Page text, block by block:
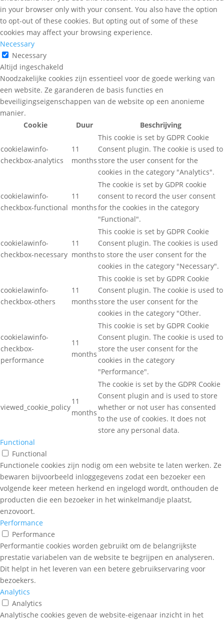
in your browser only with your consent. You also have the option
to opt-out of these cookies. But opting out of some of these
cookies may affect your browsing experience.
Necessary
Necessary
Altijd ingeschakeld
Noodzakelijke cookies zijn essentieel voor de goede werking van
een website. Ze garanderen de basis functies en
beveiligingseigenschappen van de website op een anonieme
manier.
Cookie
Duur Beschrijving
cookielawinfo-
checkbox-analytics
11
months
This cookie is set by GDPR Cookie
Consent plugin. The cookie is used to
store the user consent for the
cookies in the category "Analytics".
cookielawinfo-
checkbox-functional
11
months
The cookie is set by GDPR cookie
consent to record the user consent
for the cookies in the category
"Functional".
cookielawinfo-
checkbox-necessary
11
months
This cookie is set by GDPR Cookie
Consent plugin. The cookies is used
to store the user consent for the
cookies in the category "Necessary".
cookielawinfo-
checkbox-others
11
months
This cookie is set by GDPR Cookie
Consent plugin. The cookie is used to
store the user consent for the
cookies in the category "Other.
cookielawinfo-
checkbox-
performance
11
months
This cookie is set by GDPR Cookie
Consent plugin. The cookie is used to
store the user consent for the
cookies in the category
"Performance".
viewed_cookie_policy
11
months
The cookie is set by the GDPR Cookie
Consent plugin and is used to store
whether or not user has consented
to the use of cookies. It does not
store any personal data.
Functional
Functional
Functionele cookies zijn nodig om een website te laten werken. Ze
bewaren bijvoorbeeld inloggegevens zodat een bezoeker een
volgende keer meteen herkend en ingelogd wordt, onthouden de
producten die een bezoeker in het winkelmandje plaatst,
enzovoort.
Performance
Performance
Performantie cookies worden gebruikt om de belangrijkste
prestatie variabelen van de website te begrijpen en analyseren.
Dit helpt in het leveren van een betere gebruikservaring voor
bezoekers.
Analytics
Analytics
Analytische cookies geven de website-eigenaar inzicht in het